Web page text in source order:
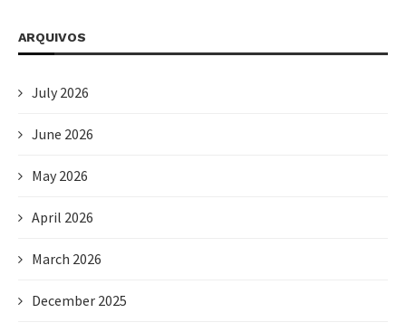
ARQUIVOS
July 2026
June 2026
May 2026
April 2026
March 2026
December 2025